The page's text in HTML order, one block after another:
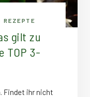
REZEPTE
gilt zu
TOP 3-
Findet ihr nicht